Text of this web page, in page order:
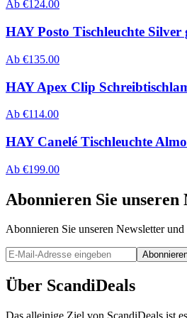
Ab €124.00
HAY Posto Tischleuchte Silver
Ab €135.00
HAY Apex Clip
Ab €114.00
HAY Canelé Tischleuchte
Ab €199.00
Abonnieren Sie unseren
Abonnieren Sie unseren Newsletter
Über ScandiDeals